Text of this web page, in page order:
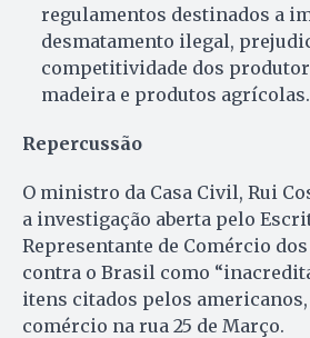
regulamentos destinados a
desmatamento ilegal,
competitividade dos
madeira e produtos agrícolas.
Repercussão
O ministro da Casa Civil, Rui
a investigação aberta pelo
Representante de Comércio
contra o Brasil como
itens citados pelos americanos,
comércio na rua 25 de Março.